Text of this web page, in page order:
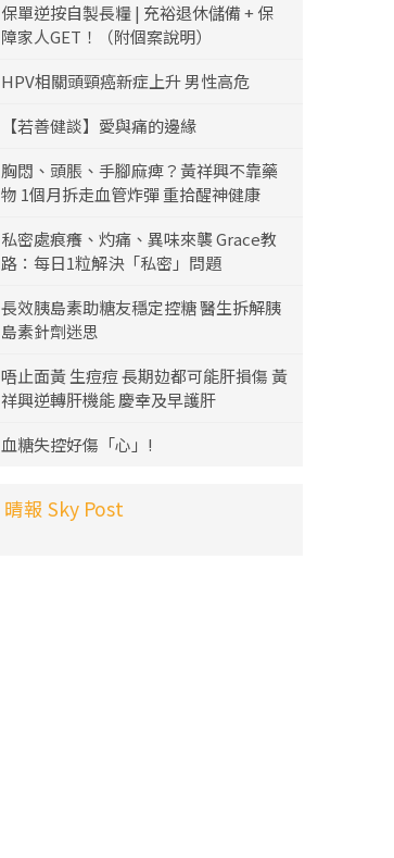
保單逆按自製長糧 | 充裕退休儲備 + 保
障家人GET！（附個案說明）
HPV相關頭頸癌新症上升 男性高危
【若善健談】愛與痛的邊緣
胸悶、頭脹、手腳麻痺？黃祥興不靠藥
物 1個月拆走血管炸彈 重拾醒神健康
私密處痕癢、灼痛、異味來襲 Grace教
路：每日1粒解決「私密」問題
長效胰島素助糖友穩定控糖 醫生拆解胰
島素針劑迷思
唔止面黃 生痘痘 長期攰都可能肝損傷 黃
祥興逆轉肝機能 慶幸及早護肝
血糖失控好傷「心」!
晴報 Sky Post